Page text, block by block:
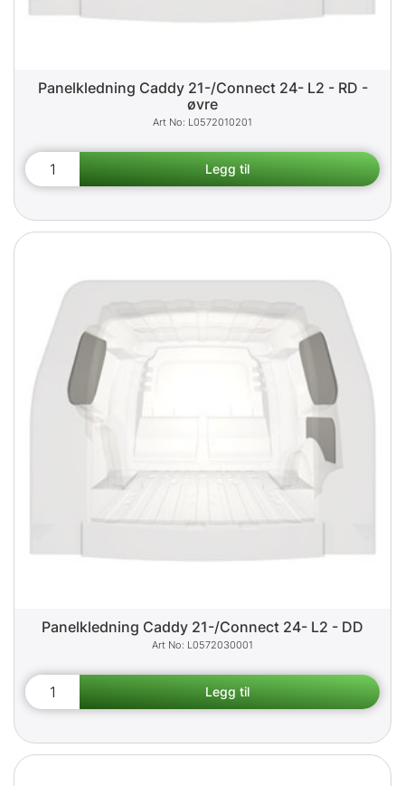
Panelkledning Caddy 21-/Connect 24- L2 - RD -
øvre
L0572010201
Panelkledning Caddy 21-/Connect 24- L2 - DD
L0572030001